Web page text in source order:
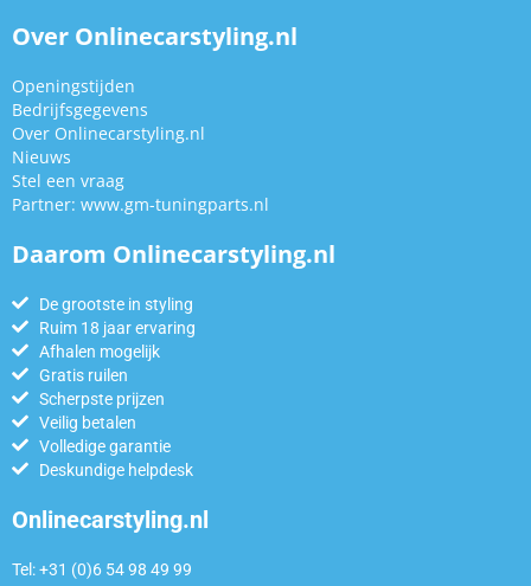
Over Onlinecarstyling.nl
Openingstijden
Bedrijfsgegevens
Over Onlinecarstyling.nl
Nieuws
Stel een vraag
Partner: www.gm-tuningparts.nl
Daarom Onlinecarstyling.nl
De grootste in styling
Ruim 18 jaar ervaring
Afhalen mogelijk
Gratis ruilen
Scherpste prijzen
Veilig betalen
Volledige garantie
Deskundige helpdesk
Onlinecarstyling.nl
Tel: +31 (0)6 54 98 49 99